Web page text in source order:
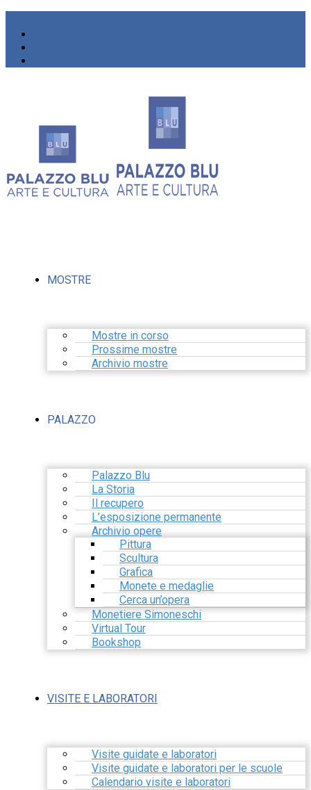
MOSTRE
Mostre in corso
Prossime mostre
Archivio mostre
PALAZZO
Palazzo Blu
La Storia
Il recupero
L’esposizione permanente
Archivio opere
Pittura
Scultura
Grafica
Monete e medaglie
Cerca un’opera
Monetiere Simoneschi
Virtual Tour
Bookshop
VISITE E LABORATORI
Visite guidate e laboratori
Visite guidate e laboratori per le scuole
Calendario visite e laboratori